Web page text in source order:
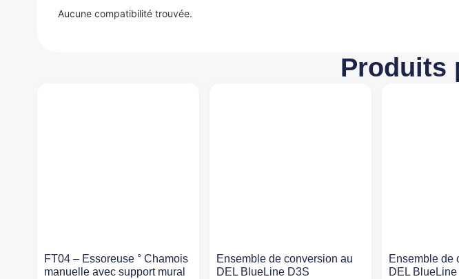
Aucune compatibilité trouvée.
Produits
FT04 – Essoreuse ° Chamois
manuelle avec support mural
Ensemble de conversion au
DEL BlueLine D3S
Ensemble de
DEL